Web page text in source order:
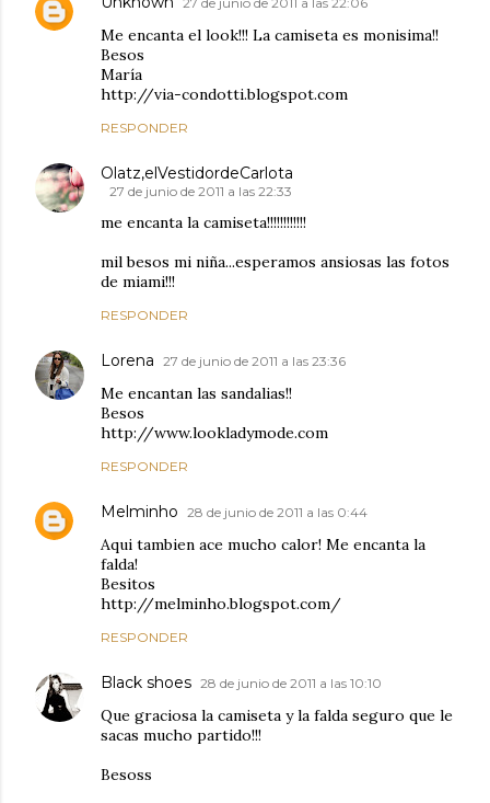
Me encanta el look!!! La camiseta es monisima!!
Besos
María
http://via-condotti.blogspot.com
RESPONDER
Olatz,elVestidordeCarlota
27 de junio de 2011 a las 22:33
me encanta la camiseta!!!!!!!!!!!!
mil besos mi niña...esperamos ansiosas las fotos
de miami!!!
RESPONDER
Lorena 27 de junio de 2011 a las 23:36
Me encantan las sandalias!!
Besos
http://www.lookladymode.com
RESPONDER
Melminho 28 de junio de 2011 a las 0:44
Aqui tambien ace mucho calor! Me encanta la
falda!
Besitos
http://melminho.blogspot.com/
RESPONDER
Black shoes 28 de junio de 2011 a las 10:10
Que graciosa la camiseta y la falda seguro que le
sacas mucho partido!!!
Besoss